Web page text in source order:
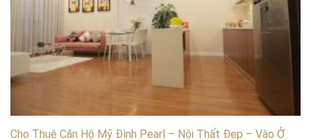
Cho Thuê Căn Hộ Mỹ Đình Pearl – Nội Thất Đẹp – Vào Ở